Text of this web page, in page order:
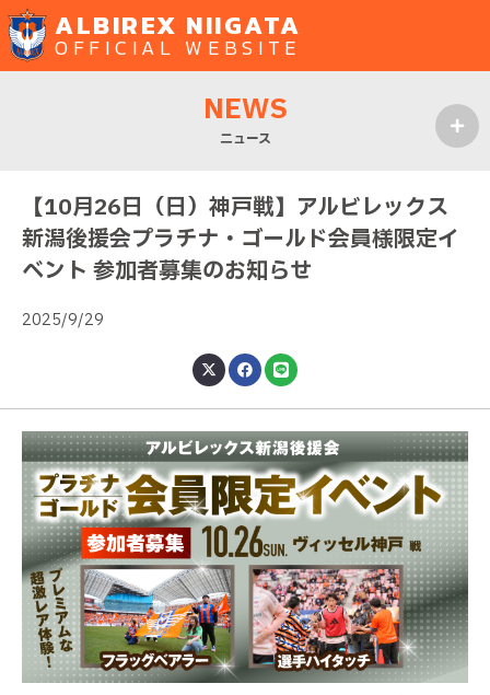
ALBIREX NIIGATA
OFFICIAL WEBSITE
NEWS
ニュース
【10月26日（日）神戸戦】アルビレックス
新潟後援会プラチナ・ゴールド会員様限定イ
ベント 参加者募集のお知らせ
2025/9/29